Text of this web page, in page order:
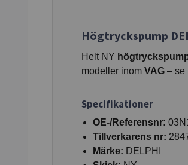
Högtryckspump
Helt NY
modeller inom VAG– se
Specifikationer
OE-/Referensnr:
Tillverkarens nr:
Märke: DELPHI